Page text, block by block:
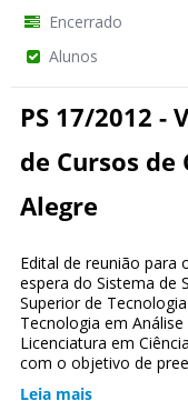
Encerrado
Alunos
PS 17/2012 -
de Cursos de
Alegre
Edital de reunião para
espera do Sistema de
Superior de
Tecnologia em
Licenciatura em
com o objetivo de
Leia mais